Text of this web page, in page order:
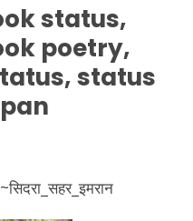
status,
poetry,
status